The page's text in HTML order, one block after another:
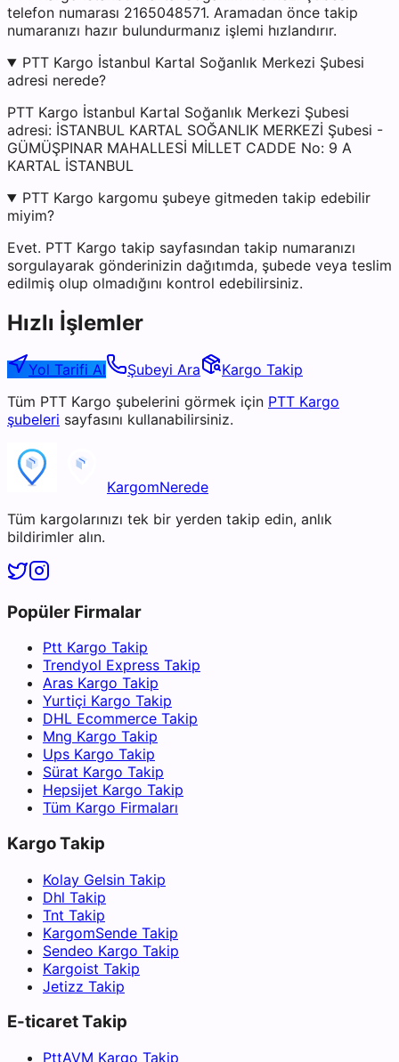
telefon numarası 2165048571. Aramadan önce takip
numaranızı hazır bulundurmanız işlemi hızlandırır.
PTT Kargo İstanbul Kartal Soğanlık Merkezi Şubesi
adresi nerede?
PTT Kargo İstanbul Kartal Soğanlık Merkezi Şubesi
adresi: İSTANBUL KARTAL SOĞANLIK MERKEZİ Şubesi -
GÜMÜŞPINAR MAHALLESİ MİLLET CADDE No: 9 A
KARTAL İSTANBUL
PTT Kargo kargomu şubeye gitmeden takip edebilir
miyim?
Evet. PTT Kargo takip sayfasından takip numaranızı
sorgulayarak gönderinizin dağıtımda, şubede veya teslim
edilmiş olup olmadığını kontrol edebilirsiniz.
Hızlı İşlemler
Yol Tarifi Al Şubeyi Ara
Kargo Takip
Tüm PTT Kargo şubelerini görmek için PTT Kargo
şubeleri sayfasını kullanabilirsiniz.
KargomNerede
Tüm kargolarınızı tek bir yerden takip edin, anlık
bildirimler alın.
Popüler Firmalar
Ptt Kargo Takip
Trendyol Express Takip
Aras Kargo Takip
Yurtiçi Kargo Takip
DHL Ecommerce Takip
Mng Kargo Takip
Ups Kargo Takip
Sürat Kargo Takip
Hepsijet Kargo Takip
Tüm Kargo Firmaları
Kargo Takip
Kolay Gelsin Takip
Dhl Takip
Tnt Takip
KargomSende Takip
Sendeo Kargo Takip
Kargoist Takip
Jetizz Takip
E-ticaret Takip
PttAVM Kargo Takip